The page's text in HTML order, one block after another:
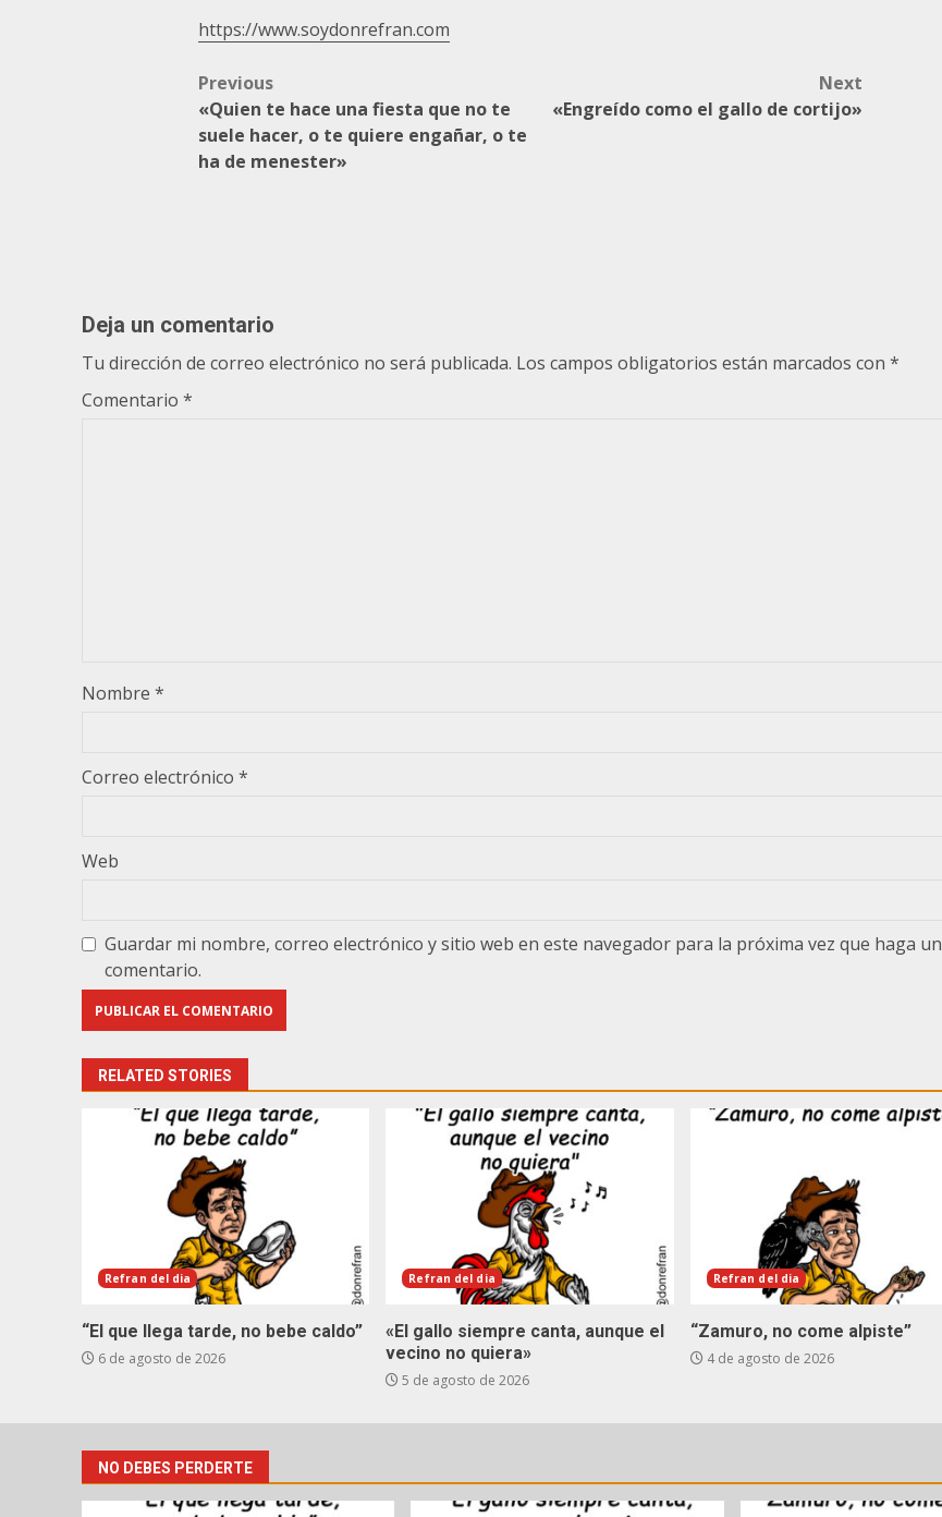
https://www.soydonrefran.com
Post
navigation
Previous
«Quien te hace una fiesta que no te
suele hacer, o te quiere engañar, o te
ha de menester»
Next
«Engreído como el gallo de cortijo»
Deja un comentario
Tu dirección de correo electrónico no será publicada. Los campos obligatorios están marcados con *
Comentario *
Nombre *
Correo electrónico *
Web
Guardar mi nombre, correo electrónico y sitio web en este navegador para la próxima vez que haga un
comentario.
RELATED STORIES
Refran del dia
“El que llega tarde, no bebe caldo”
6 de agosto de 2026
Refran del dia
«El gallo siempre canta, aunque el
vecino no quiera»
5 de agosto de 2026
Refran del dia
“Zamuro, no come alpiste”
4 de agosto de 2026
NO DEBES PERDERTE